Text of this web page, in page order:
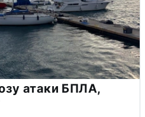
атаки БПЛА,